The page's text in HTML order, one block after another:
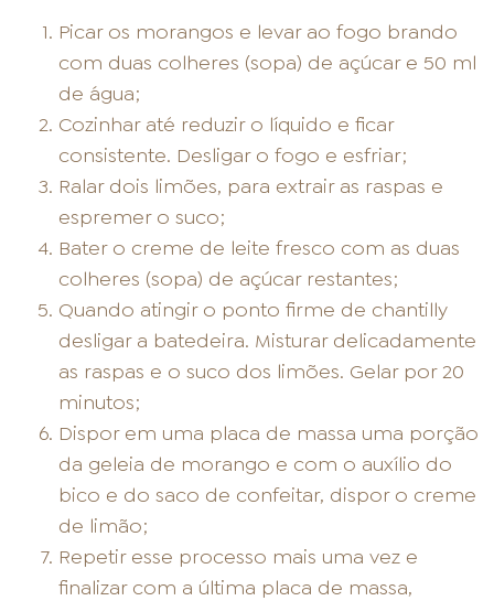
Picar os morangos e levar ao fogo brando
com duas colheres (sopa) de açúcar e 50 ml
de água;
Cozinhar até reduzir o líquido e ficar
consistente. Desligar o fogo e esfriar;
Ralar dois limões, para extrair as raspas e
espremer o suco;
Bater o creme de leite fresco com as duas
colheres (sopa) de açúcar restantes;
Quando atingir o ponto firme de chantilly
desligar a batedeira. Misturar delicadamente
as raspas e o suco dos limões. Gelar por 20
minutos;
Dispor em uma placa de massa uma porção
da geleia de morango e com o auxílio do
bico e do saco de confeitar, dispor o creme
de limão;
Repetir esse processo mais uma vez e
finalizar com a última placa de massa,